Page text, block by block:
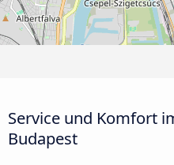
Service und Komfort
Budapest